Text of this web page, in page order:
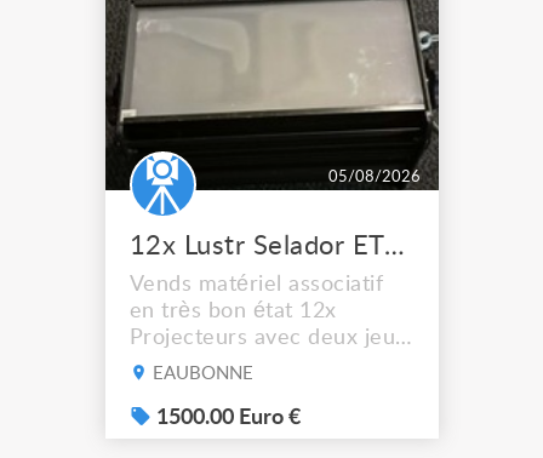
05/08/2026
12x Lustr Selador ETC Led 7x colors filtres
Vends matériel associatif
en très bon état 12x
Projecteurs avec deux jeux
de filtre filtre Lustr Selador
system – seven colour
LEDs providing the
EAUBONNE
1500.00 Euro €